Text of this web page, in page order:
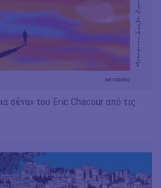
σένα» του Eric Chacour από τις